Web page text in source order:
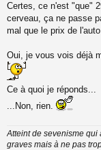
a
g
Certes, ce n'est "que"
cerveau, ça ne passe
mal que le prix de
Oui, je vous vois déjà
Ce à quoi je réponds...
...Non, rien.
Atteint de sevenisme
graves mais à ne pas